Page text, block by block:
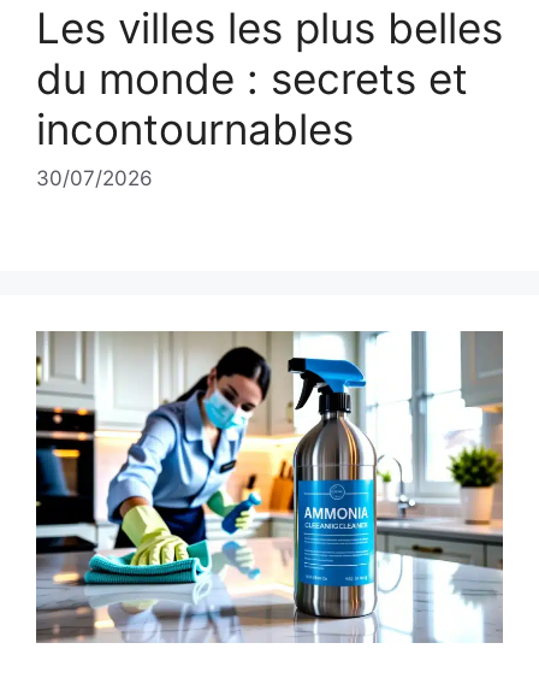
Les villes les plus belles
du monde : secrets et
incontournables
30/07/2026